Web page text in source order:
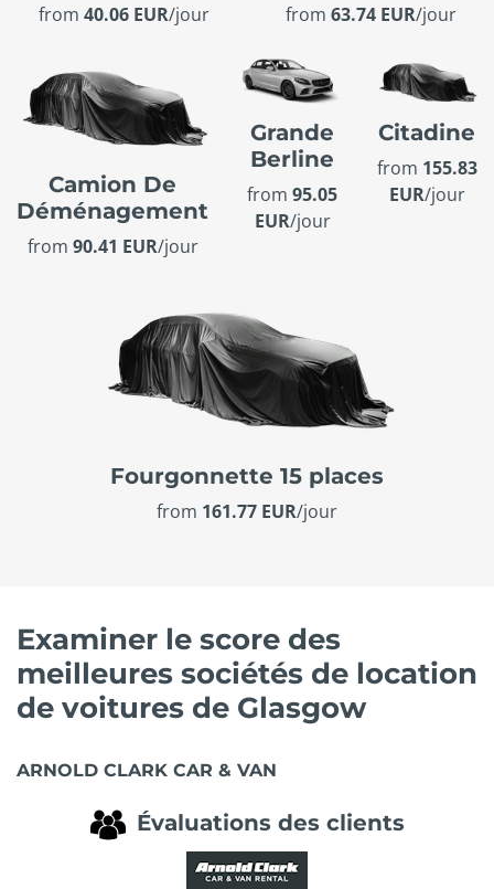
from 40.06 EUR/jour from 63.74 EUR/jour
Camion De
Déménagement
from 90.41 EUR/jour
Grande
Berline
from 95.05
EUR/jour
Citadine
from 155.83
EUR/jour
Fourgonnette 15 places
from 161.77 EUR/jour
Examiner le score des
meilleures sociétés de location
de voitures de Glasgow
ARNOLD CLARK CAR & VAN
Évaluations des clients